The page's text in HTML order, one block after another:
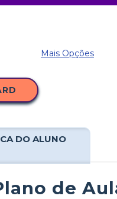
Mais Opções
DO ALUNO
de